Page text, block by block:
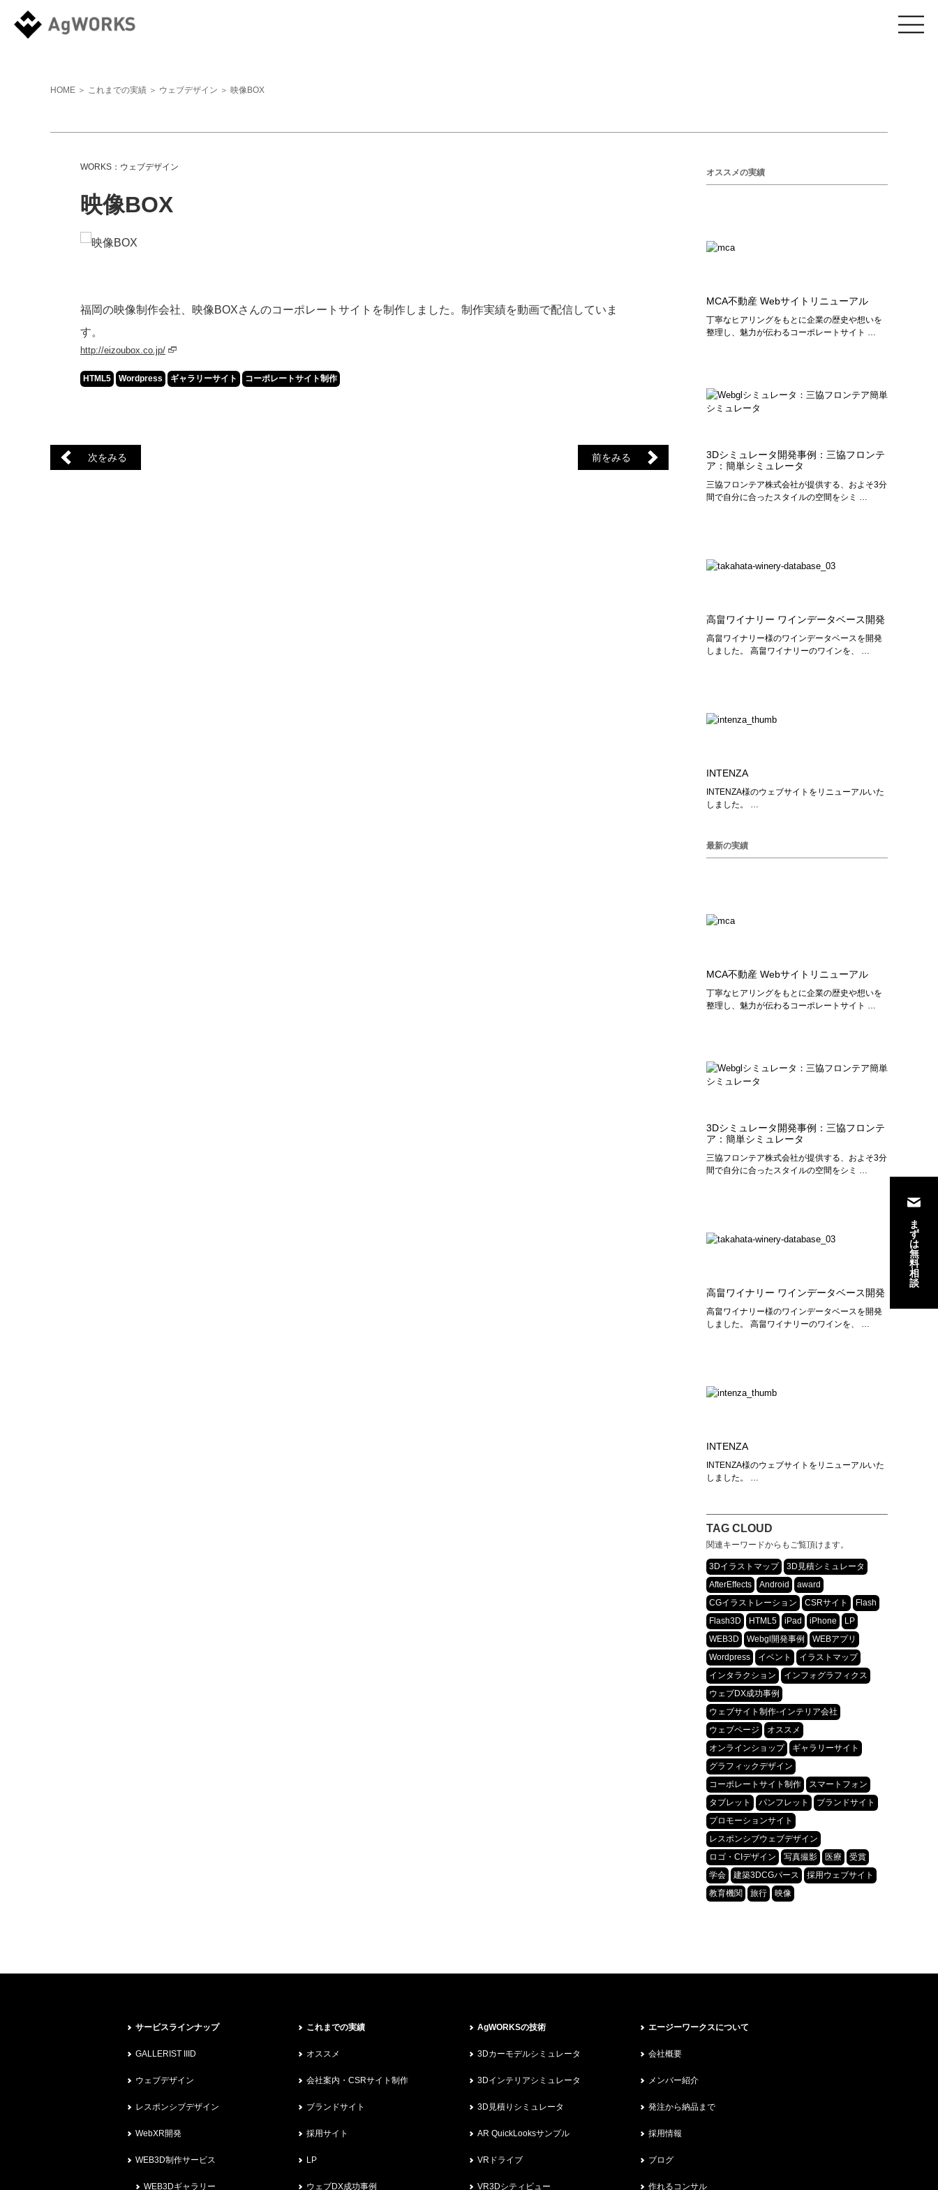
HOME ＞ これまでの実績 ＞ ウェブデザイン ＞ 映像BOX
WORKS：ウェブデザイン
映像BOX
福岡の映像制作会社、映像BOXさんのコーポレートサイトを制作しました。制作実績を動画で配信していま
す。
http://eizoubox.co.jp/
HTML5 Wordpress ギャラリーサイト コーポレートサイト制作
次をみる 前をみる
オススメの実績
MCA不動産 Webサイトリニューアル
丁寧なヒアリングをもとに企業の歴史や想いを
整理し、魅力が伝わるコーポレートサイト …
3Dシミュレータ開発事例：三協フロンテ
ア：簡単シミュレータ
三協フロンテア株式会社が提供する、およそ3分
間で自分に合ったスタイルの空間をシミ …
高畠ワイナリー ワインデータベース開発
高畠ワイナリー様のワインデータベースを開発
しました。 高畠ワイナリーのワインを、 …
INTENZA
INTENZA様のウェブサイトをリニューアルいた
しました。 …
最新の実績
MCA不動産 Webサイトリニューアル
丁寧なヒアリングをもとに企業の歴史や想いを
整理し、魅力が伝わるコーポレートサイト …
3Dシミュレータ開発事例：三協フロンテ
ア：簡単シミュレータ
三協フロンテア株式会社が提供する、およそ3分
間で自分に合ったスタイルの空間をシミ …
高畠ワイナリー ワインデータベース開発
高畠ワイナリー様のワインデータベースを開発
しました。 高畠ワイナリーのワインを、 …
INTENZA
INTENZA様のウェブサイトをリニューアルいた
しました。 …
TAG CLOUD
関連キーワードからもご覧頂けます。
3Dイラストマップ
3D見積シミュレータ
AfterEffects
Android
award
CGイラストレーション
CSRサイト
Flash
Flash3D
HTML5 iPad iPhone
LP
WEB3D
Webgl開発事例
WEBアプリ
Wordpress
イベント
イラストマップ
インタラクション
インフォグラフィクス
ウェブDX成功事例
ウェブサイト制作-インテリア会社
ウェブページ
オススメ
オンラインショップ
ギャラリーサイト
グラフィックデザイン
コーポレートサイト制作
スマートフォン
タブレット
パンフレット
ブランドサイト
プロモーションサイト
レスポンシブウェブデザイン
ロゴ・CIデザイン
写真撮影 医療
受賞
学会
建築3DCGパース
採用ウェブサイト
教育機関
旅行 映像
ま
ず
は
無
料
相
談
サービスラインナップ
GALLERIST IIID
ウェブデザイン
レスポンシブデザイン
WebXR開発
WEB3D制作サービス
WEB3Dギャラリー
これまでの実績
オススメ
会社案内・CSRサイト制作
ブランドサイト
採用サイト
LP
ウェブDX成功事例
AgWORKSの技術
3Dカーモデルシミュレータ
3Dインテリアシミュレータ
3D見積りシミュレータ
AR QuickLooksサンプル
VRドライブ
VR3Dシティビュー
エージーワークスについて
会社概要
メンバー紹介
発注から納品まで
採用情報
ブログ
作れるコンサル